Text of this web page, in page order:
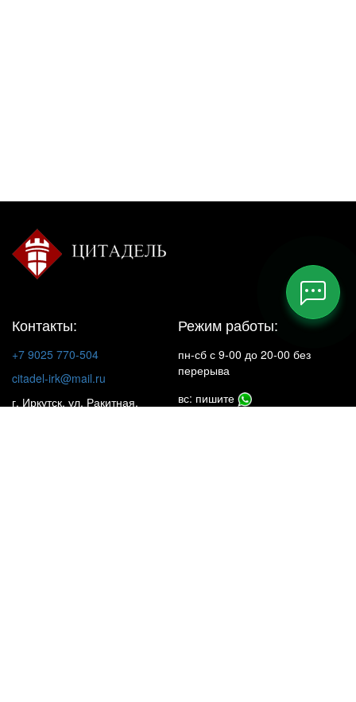
Контакты:
+7 9025 770-504
citadel-irk@mail.ru
г. Иркутск, ул. Ракитная,
Режим работы:
пн-сб с 9-00 до 20-00 без
перерыва
вс: пишите